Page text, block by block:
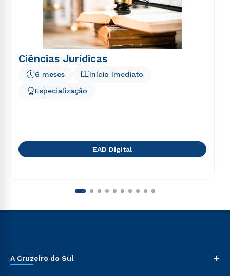
Ciências Jurídicas
Início Imediato
6 meses
Especialização
EAD Digital
A Cruzeiro do Sul +